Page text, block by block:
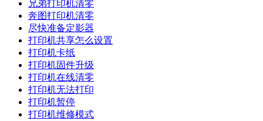
兄弟打印机清零
奔图打印机清零
尽快准备定影器
打印机共享怎么设置
打印机卡纸
打印机固件升级
打印机在线清零
打印机无法打印
打印机暂停
打印机维修模式